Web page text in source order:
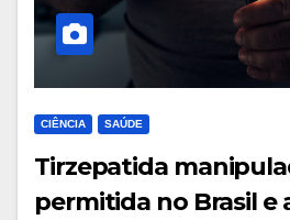
CIÊNCIA SAÚDE
Tirzepatida
permitida no Brasil e